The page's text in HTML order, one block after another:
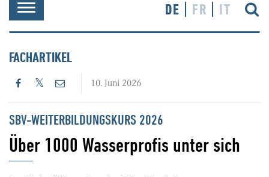
Toggle
navigation
DE FR IT
FACHARTIKEL
10. Juni 2026
SBV-WEITERBILDUNGSKURS 2026
Über 1000 Wasserprofis unter sich